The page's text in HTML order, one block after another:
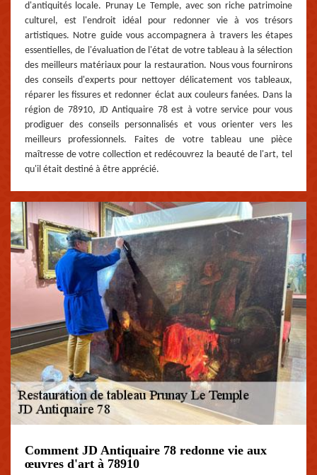
d'antiquités locale. Prunay Le Temple, avec son riche patrimoine
culturel, est l'endroit idéal pour redonner vie à vos trésors
artistiques. Notre guide vous accompagnera à travers les étapes
essentielles, de l'évaluation de l'état de votre tableau à la sélection
des meilleurs matériaux pour la restauration. Nous vous fournirons
des conseils d'experts pour nettoyer délicatement vos tableaux,
réparer les fissures et redonner éclat aux couleurs fanées. Dans la
région de 78910, JD Antiquaire 78 est à votre service pour vous
prodiguer des conseils personnalisés et vous orienter vers les
meilleurs professionnels. Faites de votre tableau une pièce
maîtresse de votre collection et redécouvrez la beauté de l'art, tel
qu'il était destiné à être apprécié.
Comment JD Antiquaire 78 redonne vie aux
œuvres d'art à 78910